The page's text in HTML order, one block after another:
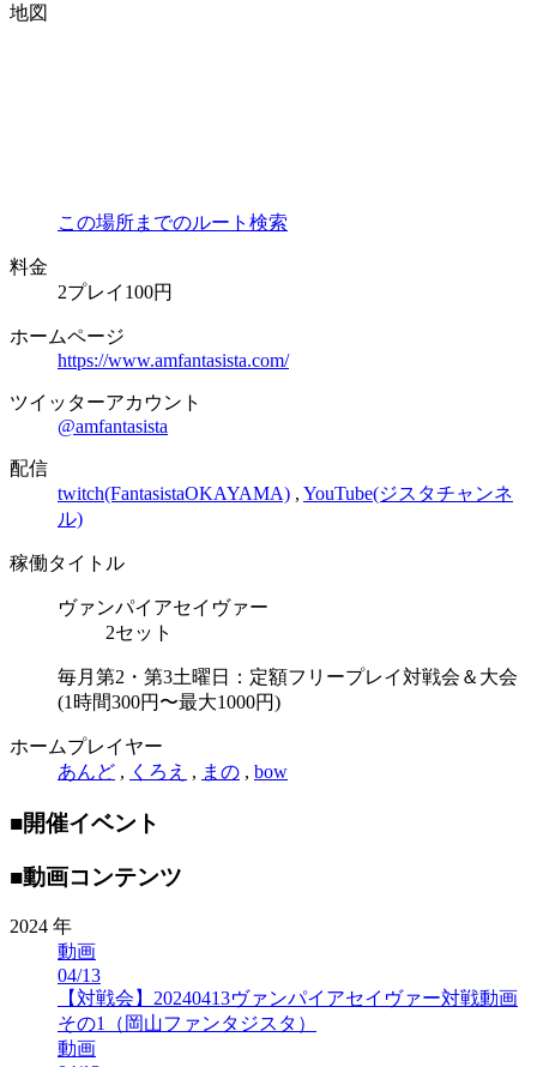
地図
この場所までのルート検索
料金
2プレイ100円
ホームページ
https://www.amfantasista.com/
ツイッターアカウント
@amfantasista
配信
twitch(FantasistaOKAYAMA) , YouTube(ジスタチャンネ
ル)
稼働タイトル
ヴァンパイアセイヴァー
2セット
毎月第2・第3土曜日：定額フリープレイ対戦会＆大会
(1時間300円〜最大1000円)
ホームプレイヤー
あんど , くろえ , まの , bow
■開催イベント
■動画コンテンツ
2024 年
動画
04/13
【対戦会】20240413ヴァンパイアセイヴァー対戦動画
その1（岡山ファンタジスタ）
動画